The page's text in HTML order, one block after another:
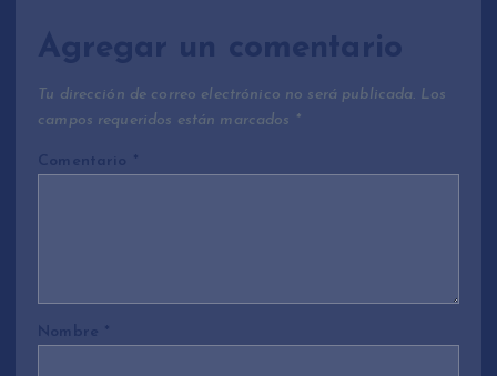
Agregar un comentario
Tu dirección de correo electrónico no será publicada. Los
campos requeridos están marcados *
Comentario *
Nombre *